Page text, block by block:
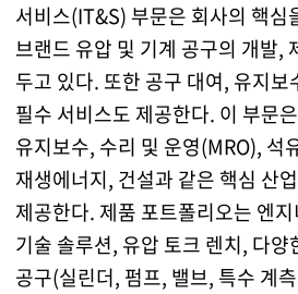
서비스(IT&S) 부문은 회사의 핵심
브랜드 유압 및 기계 공구의 개발,
두고 있다. 또한 공구 대여, 유지보
필수 서비스도 제공한다. 이 부문
유지보수, 수리 및 운영(MRO), 석
재생에너지, 건설과 같은 핵심 산
제공한다. 제품 포트폴리오는 엔
기술 솔루션, 유압 토크 렌치, 다양
공구(실린더, 펌프, 밸브, 특수 계